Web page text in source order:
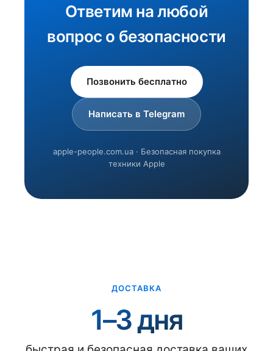
Ответим на любой
вопрос о безопасности
Позвонить бесплатно
Написать в Telegram
apple-people.com.ua · Безопасная покупка
техники Apple
ДОСТАВКА
1–3 дня